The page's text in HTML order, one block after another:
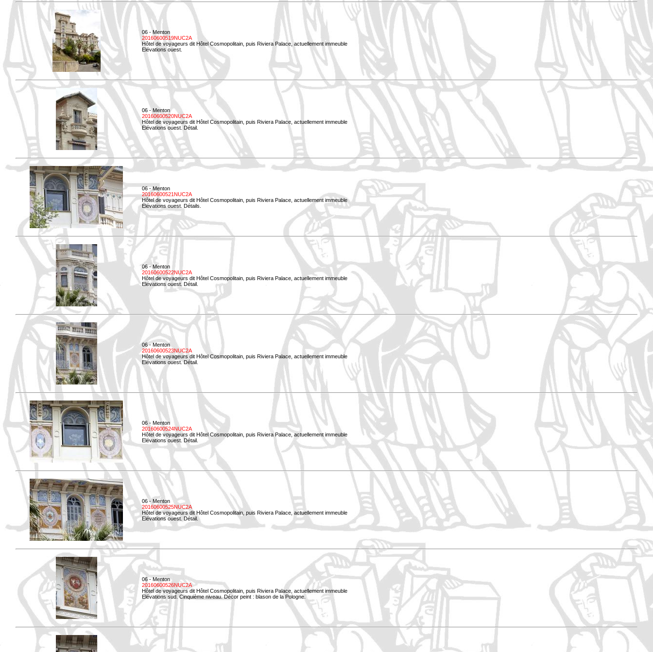
06 - Menton
20160600519NUC2A
Hôtel de voyageurs dit Hôtel Cosmopolitain, puis Riviera Palace, actuellement immeuble
Elévations ouest.
06 - Menton
20160600520NUC2A
Hôtel de voyageurs dit Hôtel Cosmopolitain, puis Riviera Palace, actuellement immeuble
Elévations ouest. Détail.
06 - Menton
20160600521NUC2A
Hôtel de voyageurs dit Hôtel Cosmopolitain, puis Riviera Palace, actuellement immeuble
Elévations ouest. Détails.
06 - Menton
20160600522NUC2A
Hôtel de voyageurs dit Hôtel Cosmopolitain, puis Riviera Palace, actuellement immeuble
Elévations ouest. Détail.
06 - Menton
20160600523NUC2A
Hôtel de voyageurs dit Hôtel Cosmopolitain, puis Riviera Palace, actuellement immeuble
Elévations ouest. Détail.
06 - Menton
20160600524NUC2A
Hôtel de voyageurs dit Hôtel Cosmopolitain, puis Riviera Palace, actuellement immeuble
Elévations ouest. Détail.
06 - Menton
20160600525NUC2A
Hôtel de voyageurs dit Hôtel Cosmopolitain, puis Riviera Palace, actuellement immeuble
Elévations ouest. Détail.
06 - Menton
20160600526NUC2A
Hôtel de voyageurs dit Hôtel Cosmopolitain, puis Riviera Palace, actuellement immeuble
Elévations sud. Cinquième niveau. Décor peint : blason de la Pologne.